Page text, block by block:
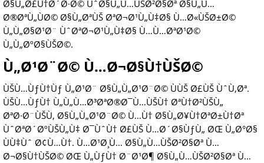
Ø§Ù„Ø£Ù†Ø´Ø·Ø© ÙˆØ§Ù„Ù…ÙŠØ²Ø§Øª Ø§Ù„Ù…
Ø®ØªÙ„ÙØ© Ø§Ù„ØªÙŠ ØªØ¬Ø¹Ù„Ù‡Ø§ Ù…Ø«ÙŠØ±Ø©
Ù„Ù„Ø§Ø¹Ø¨ ÙˆØªØ¬Ø¹Ù„Ù‡Ø§ Ù…Ù…ØªØ¹Ø©
Ù„Ù„ØºØ§ÙŠØ©.
Ù„Ø¹Ø¨Ø© Ù…Ø¬Ø§Ù†ÙŠØ©
ÙŠÙ…ÙƒÙ†Ùƒ Ù„Ø¹Ø¨ Ø§Ù„Ù„Ø¹Ø¨Ø© ÙÙŠ Ø£ÙŠ ÙˆÙ‚Øª.
ÙŠÙ…ÙƒÙ† Ù„Ù„Ù…Ø³ØªØ®Ø¯Ù…ÙŠÙ† ØªÙ†Ø²ÙŠÙ„
ØªØ·Ø¨ÙŠÙ‚ Ø§Ù„Ù„Ø¹Ø¨Ø© Ù…Ù† Ø§Ù„Ø¥Ù†ØªØ±Ù†Øª
ÙˆØªØ´ØºÙŠÙ„Ù‡ Ø¯ÙˆÙ† Ø£ÙŠ Ù…Ø´Ø§ÙƒÙ„ ØŒ Ù„Ø°Ø§
ÙÙ‡Ùˆ Ø¢Ù…Ù†. Ù…Ø¹Ø¸Ù… Ø§Ù„Ù…ÙŠØ²Ø§Øª Ù…
Ø¬Ø§Ù†ÙŠØ© ØŒ Ù„ÙƒÙ† Ø¨Ø¹Ø¶ Ø§Ù„Ù…ÙŠØ²Ø§Øª Ù…